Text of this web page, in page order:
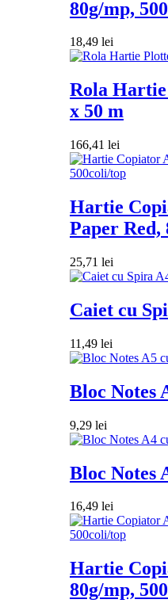
80g/mp,
18,49 lei
Rola
x 50 m
166,41 lei
Hartie
Paper Red,
25,71 lei
Caiet cu
11,49 lei
Bloc Notes
9,29 lei
Bloc Notes
16,49 lei
Hartie
80g/mp,